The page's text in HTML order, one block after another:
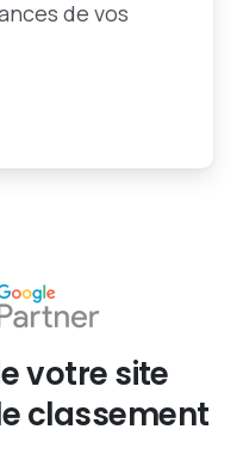
de vos
votresite
classement